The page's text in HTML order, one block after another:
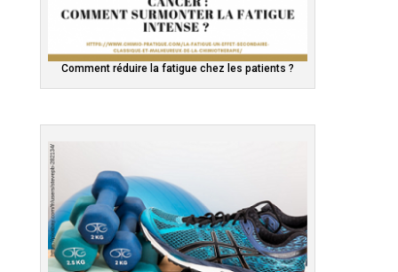
Comment réduire la fatigue chez les patients ?